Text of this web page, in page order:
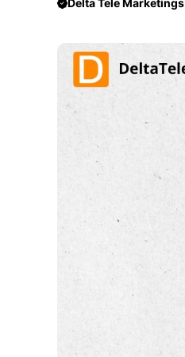
Delta Tele Marketings